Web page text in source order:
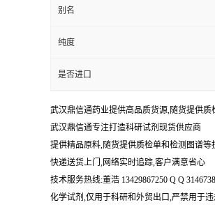
别名
纯度
是否进口
武汉鼎信通药业提供高品质货源,随货提供
武汉鼎信通专注打造科研试剂现货供应商
提供精品原料,随货提供质检单和检测图谱等
快递送货上门,网络实时追踪,客户满意省心
技术服务热线:董浩 13429867250 Q Q
化学试剂,仅用于科研和外贸出口,严禁用于